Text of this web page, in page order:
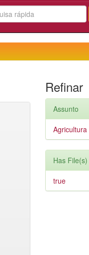
Refinar
Assunto
Has File(s)
true